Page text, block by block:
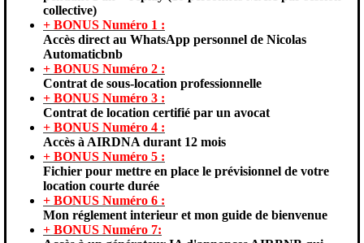
collective)
+ BONUS Numéro 1 :
Accès direct au WhatsApp personnel de Nicolas
Automaticbnb
+ BONUS Numéro 2 :
Contrat de sous-location professionnelle
+ BONUS Numéro 3 :
Contrat de location certifié par un avocat
+ BONUS Numéro 4 :
Accès à AIRDNA durant 12 mois
+ BONUS Numéro 5 :
Fichier pour mettre en place le prévisionnel de votre
location courte durée
+ BONUS Numéro 6 :
Mon réglement interieur et mon guide de bienvenue
+ BONUS Numéro 7: